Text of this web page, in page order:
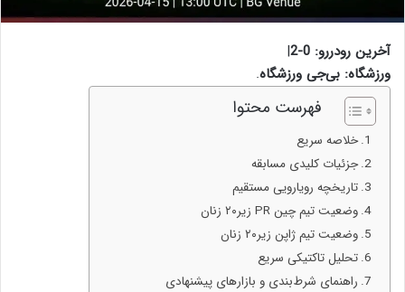
آخرین رودررو: 0-2
|
ورزشگاه: بی‌جی ورزشگاه.
فهرست محتوا
خلاصه سریع
جزئیات کلیدی مسابقه
تاریخچه رویارویی مستقیم
وضعیت تیم چین PR زیر۲۰ زنان
وضعیت تیم ژاپن زیر۲۰ زنان
تحلیل تاکتیکی سریع
راهنمای شرط‌بندی و بازارهای پیشنهادی